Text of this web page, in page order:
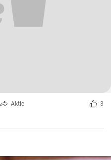
Aktie 3